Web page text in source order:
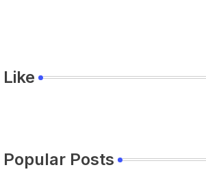
Like
Popular Posts